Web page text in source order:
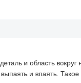
и область
и впаять.